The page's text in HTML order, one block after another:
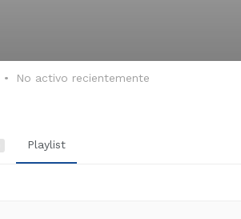
No activo recientemente
Playlist